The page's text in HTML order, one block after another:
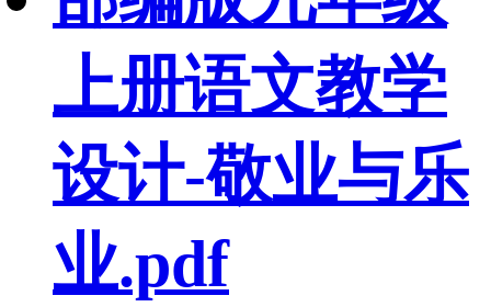
上册语文教学
设计-敬业与乐
业.pdf